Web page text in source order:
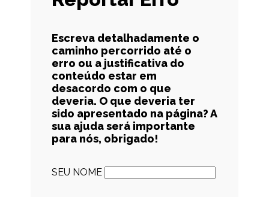
Escreva detalhadamente o
caminho percorrido até o
erro ou a justificativa do
conteúdo estar em
desacordo com o que
deveria. O que deveria ter
sido apresentado na página? A
sua ajuda será importante
para nós, obrigado!
SEU NOME